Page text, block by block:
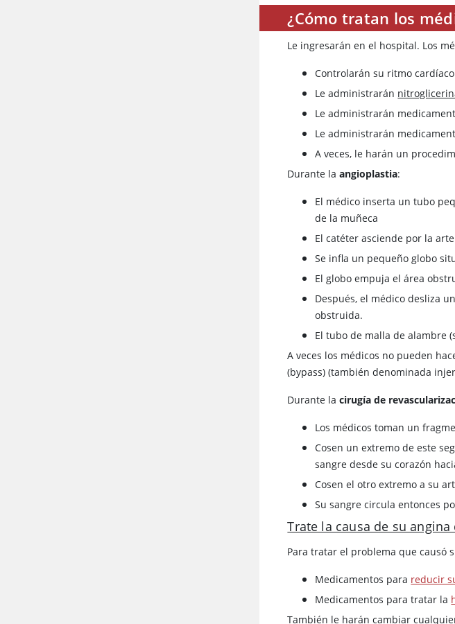
¿Cómo tratan los
Le ingresarán en el hospital. Los
Controlarán su ritmo
Le administrarán
Le administrarán
Le administrarán
A veces, le harán un
Durante laangioplastia:
El médico inserta un tubo
de la muñeca
El catéter asciende por la
Se infla un pequeño globo
El globo empuja el área
Después, el médico desliza
obstruida.
El tubo de malla de alambre
A veces los médicos no pueden
(bypass) (también denominada
Durante lacirugía de
Los médicos toman un
Cosen un extremo de este
sangre desde su corazón
Cosen el otro extremo a su
Su sangre circula entonces
Trate la causa de su
Para tratar el problema que causó
Medicamentos para reducir
Medicamentos para tratar la
También le harán cambiar